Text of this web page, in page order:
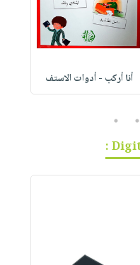
أنا أركب - أدوات الاستف
4
5